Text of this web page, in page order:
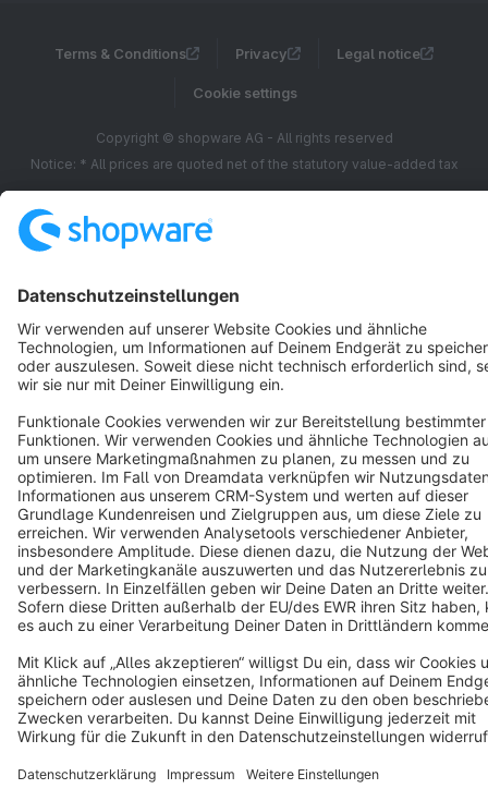
Terms & Conditions Privacy Legal notice
Cookie settings
Copyright © shopware AG - All rights reserved
Notice: * All prices are quoted net of the statutory value-added tax